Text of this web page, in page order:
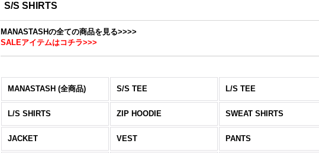
S/S SHIRTS
MANASTASHの全ての商品を見る>>>>
SALEアイテムはコチラ>>>
MANASTASH (全商品) S/S TEE L/S TEE
L/S SHIRTS ZIP HOODIE SWEAT SHIRTS
JACKET VEST PANTS